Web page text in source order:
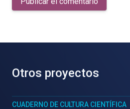
Otros proyectos
CUADERNO DE CULTURA CIENTÍFICA